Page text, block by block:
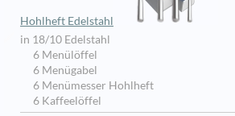
Hohlheft Edelstahl
in 18/10 Edelstahl
6 Menülöffel
6 Menügabel
6 Menümesser Hohlheft
6 Kaffeelöffel